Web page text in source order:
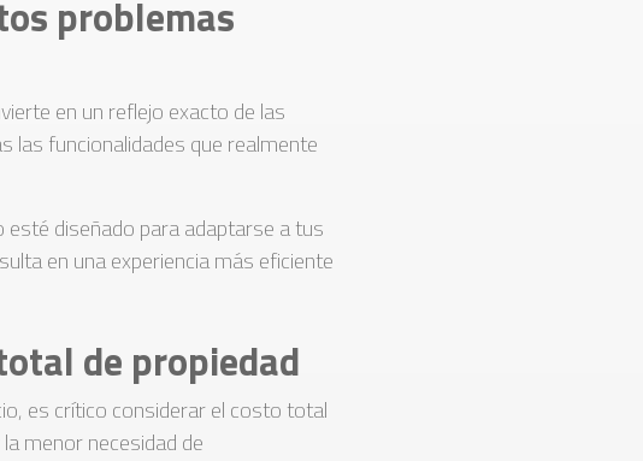
problemas
en un reflejo exacto de las
las funcionalidades que realmente
diseñado para adaptarse a tus
en una experiencia más eficiente
de propiedad
es crítico considerar el costo total
menor necesidad de